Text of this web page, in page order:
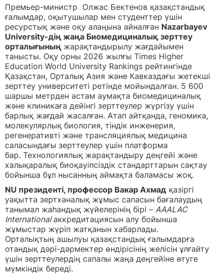
Премьер-министр Олжас Бектенов қазақстандық
ғалымдар, оқытушылар мен студенттер үшін
ресурстық және оқу алаңына айналған Nazarbayev
University-дің жаңа Биомедициналық зерттеу
орталығының жарақтандырылу жағдайымен
танысты. Оқу орны 2026 жылғы Times Higher
Education World University Rankings рейтингінде
Қазақстан, Орталық Азия және Кавказдағы жетекші
зерттеу университеті ретінде мойындалған. 5 600
шаршы метрден астам аумақта биомедициналық
және клиникаға дейінгі зерттеулер жүргізу үшін
барлық жағдай жасалған. Атап айтқанда, геномика,
молекулярлық биология, тіндік инженерия,
регенеративті және трансляциялық медицина
саласындағы зерттеулер үшін платформа
бар. Технологиялық жарақтандыру деңгейі және
халықаралық биоқауіпсіздік стандарттарын сақтау
бойынша бұл нысанның аймақта баламасы жоқ.
NU президенті, профессор Вакар Ахмад қазіргі
уақытта зертханалық жұмыс сапасын бағалаудың
танымал жаһандық жүйелерінің бірі – AAALAC
Internationalаккредитациясын алу бойынша
жұмыстар жүріп жатқанын хабарлады.
Орталықтың ашылуы қазақстандық ғалымдарға
отандық дәрі-дәрмектер өндірісінің желісін ұлғайту
үшін зерттеулердің сапалы жаңа деңгейіне өтуге
мүмкіндік береді.